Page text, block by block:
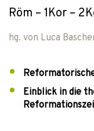
Röm – 1Kor –
hg. von Luca
Einblick in die